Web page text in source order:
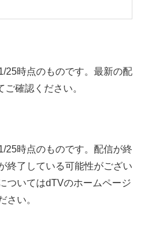
25時点のものです。最新の配
確認ください。
25時点のものです。配信が終
終了している可能性がござい
ついてはdTVのホームページ
さい。